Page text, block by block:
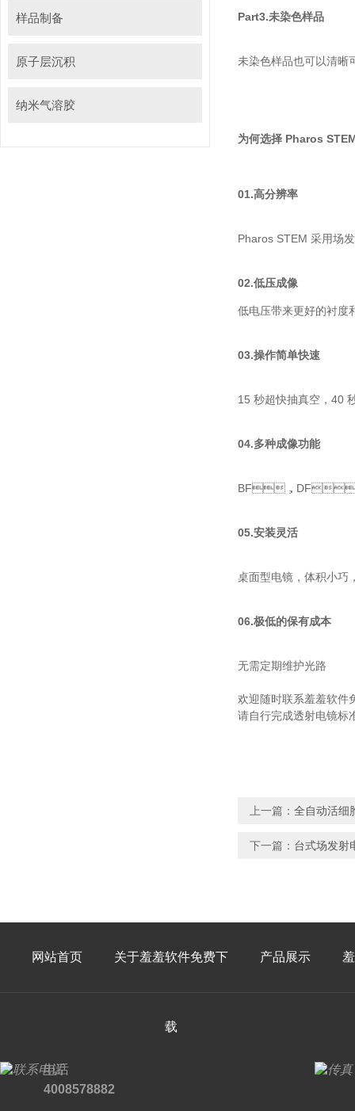
样品制备
原子层沉积
纳米气溶胶
Part3.未染色样品
未染色样品也可以清晰可
为何选择 Pharos
01.高分辨率
Pharos STEM 采用场
02.低压成像
低电压带来更好的衬度
03.操作简单快速
15 秒超快抽真空，40
04.多种成像功能
BF，DF
05.安装灵活
桌面型电镜，体积小
06.极低的保有成本
无需定期维护光路
欢迎随时联系羞羞软件免
请自行完成透射电镜标
上一篇： 全自动活细
下一篇： 台式场发射
网站首页 关于羞羞软件免费下
载
产品展示
电话
4008578882